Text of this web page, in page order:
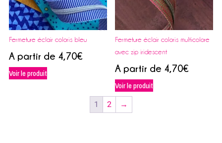
Fermeture éclair coloris bleu
A partir de 4,70€
Voir le produit
Fermeture éclair coloris multicolore
avec zip iridescent
A partir de 4,70€
Voir le produit
1 2 →